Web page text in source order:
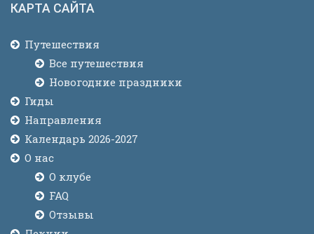
КАРТА САЙТА
Путешествия
Все путешествия
Новогодние праздники
Гиды
Направления
Календарь 2026-2027
О нас
О клубе
FAQ
Отзывы